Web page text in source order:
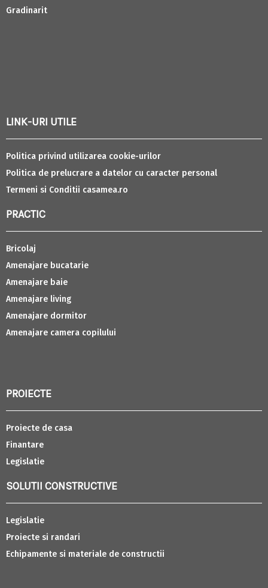
Gradinarit
LINK-URI UTILE
Politica privind utilizarea cookie-urilor
Politica de prelucrare a datelor cu caracter personal
Termeni si Conditii casamea.ro
PRACTIC
Bricolaj
Amenajare bucatarie
Amenajare baie
Amenajare living
Amenajare dormitor
Amenajare camera copilului
PROIECTE
Proiecte de casa
Finantare
Legislatie
SOLUTII CONSTRUCTIVE
Legislatie
Proiecte si randari
Echipamente si materiale de constructii